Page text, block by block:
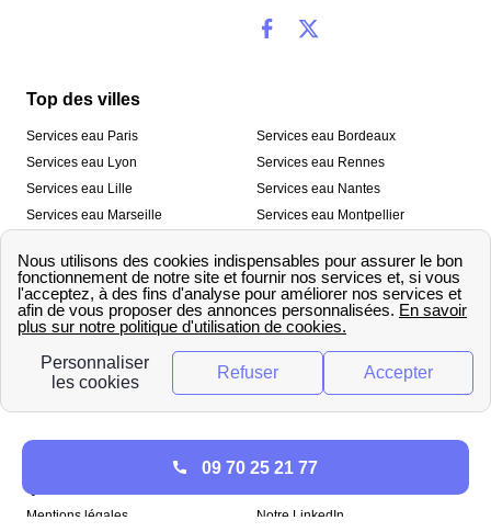
Top des villes
Services eau Paris
Services eau Lyon
Services eau Lille
Services eau Marseille
Services eau Toulon
Services eau Bordeaux
Services eau Rennes
Services eau Nantes
Services eau Montpellier
Services eau Strasbourg
Nos outils
🛁 Simulateur consommation eau
💧 Comparer les fournisseurs
d’eau
Qui sommes-nous ?
Mentions légales
Notre LinkedIn
09 70 25 21 77